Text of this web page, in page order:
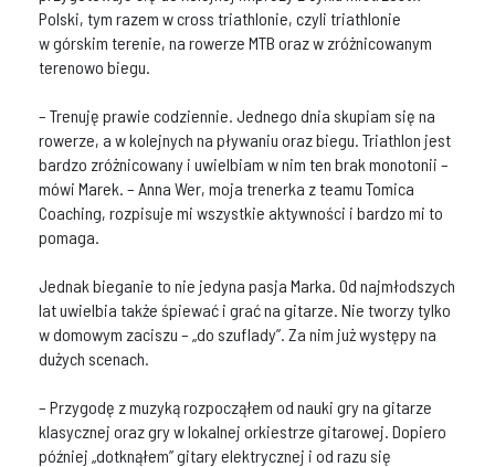
Polski, tym razem w cross triathlonie, czyli triathlonie
w górskim terenie, na rowerze MTB oraz w zróżnicowanym
terenowo biegu.
– Trenuję prawie codziennie. Jednego dnia skupiam się na
rowerze, a w kolejnych na pływaniu oraz biegu. Triathlon jest
bardzo zróżnicowany i uwielbiam w nim ten brak monotonii –
mówi Marek. – Anna Wer, moja trenerka z teamu Tomica
Coaching, rozpisuje mi wszystkie aktywności i bardzo mi to
pomaga.
Jednak bieganie to nie jedyna pasja Marka. Od najmłodszych
lat uwielbia także śpiewać i grać na gitarze. Nie tworzy tylko
w domowym zaciszu – „do szuflady”. Za nim już występy na
dużych scenach.
– Przygodę z muzyką rozpocząłem od nauki gry na gitarze
klasycznej oraz gry w lokalnej orkiestrze gitarowej. Dopiero
później „dotknąłem” gitary elektrycznej i od razu się